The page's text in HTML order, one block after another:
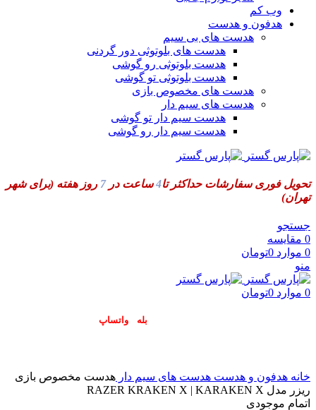
وب کم
هدفون و هدست
هدست های بی سیم
هدست های بلوتوثی دور گردنی
هدست بلوتوثی رو گوشی
هدست بلوتوثی تو گوشی
هدست های مخصوص بازی
هدست های سیم دار
هدست سیم دار تو گوشی
هدست سیم دار رو گوشی
تحویل فوری سفارشات حداکثر تا4ساعت در7 روز هفته (برای شهر
تهران)
جستجو
0 مقایسه
0 موارد 0تومان
منو
0 موارد 0تومان
بله واتساپ
خانه هدفون و هدست هدست های سیم دار هدست مخصوص بازی
ریزر مدل RAZER KRAKEN X | KARAKEN X
اتمام موجودی